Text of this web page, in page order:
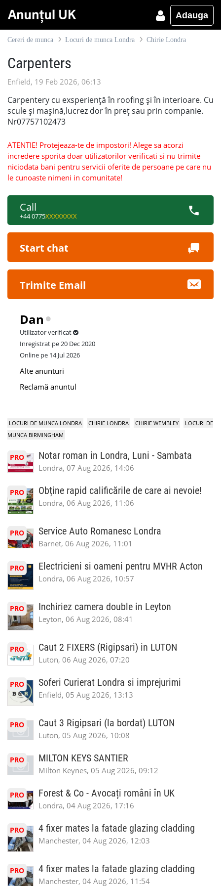
Adauga
Cereri de munca Locuri de munca Londra Chirie Londra
Carpenters
Enfield, 19 Feb 2026, 06:13
Carpentery cu exsperiență în roofing și în interioare. Cu
scule și mașină,lucrez dor în preț sau prin companie.
Nr07757102473
ATENTIE! Protejeaza-te de impostori! Alege sa acorzi
incredere sporita doar utilizatorilor verificati si nu trimite
niciodata bani pentru servicii oferite de persoane pe care nu
le cunoaste nimeni in comunitate!
Call
+44 0775XXXXXXXX
Start chat
Trimite Email
Dan
Utilizator verificat
Inregistrat pe 20 Dec 2020
Online pe 14 Jul 2026
Alte anunturi
Reclamă anuntul
LOCURI DE MUNCA LONDRA CHIRIE LONDRA CHIRIE WEMBLEY
LOCURI DE
MUNCA BIRMINGHAM
PRO Notar roman in Londra, Luni - Sambata
Londra, 07 Aug 2026, 14:06
PRO Obține rapid calificările de care ai nevoie!
Londra, 06 Aug 2026, 11:06
PRO Service Auto Romanesc Londra
Barnet, 06 Aug 2026, 11:01
PRO Electricieni si oameni pentru MVHR Acton
Londra, 06 Aug 2026, 10:57
PRO Inchiriez camera double in Leyton
Leyton, 06 Aug 2026, 08:41
PRO Caut 2 FIXERS (Rigipsari) in LUTON
Luton, 06 Aug 2026, 07:20
PRO Soferi Curierat Londra si imprejurimi
Enfield, 05 Aug 2026, 13:13
PRO Caut 3 Rigipsari (la bordat) LUTON
Luton, 05 Aug 2026, 10:08
PRO MILTON KEYS SANTIER
Milton Keynes, 05 Aug 2026, 09:12
PRO Forest & Co - Avocați români în UK
Londra, 04 Aug 2026, 17:16
PRO 4 fixer mates la fatade glazing cladding
Manchester, 04 Aug 2026, 12:03
PRO 4 fixer mates la fatade glazing cladding
Manchester, 04 Aug 2026, 11:54